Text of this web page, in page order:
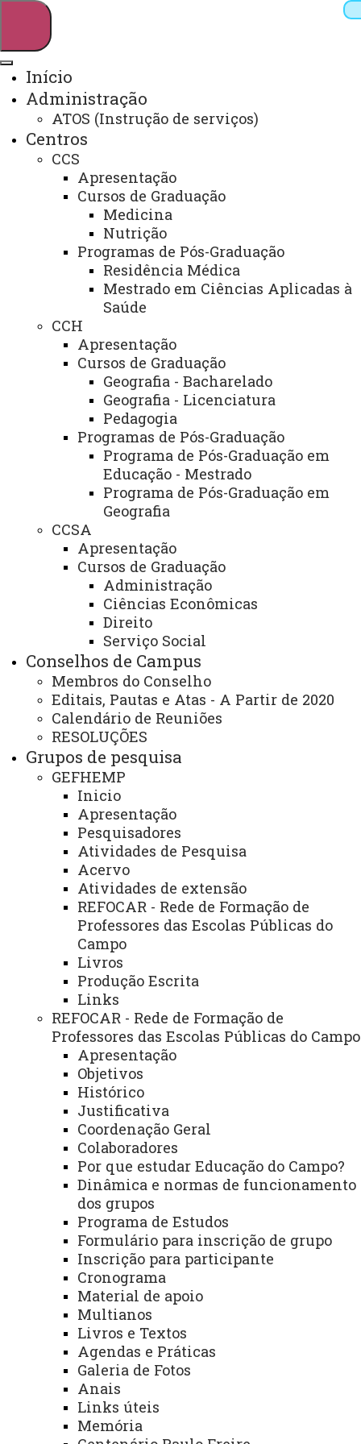
Webmail Sistemas
Arquivo Virtual
Campus
Início
Administração
ATOS (Instrução de serviços)
Centros
CCS
Apresentação
Cursos de Graduação
Medicina
Nutrição
Programas de Pós-Graduação
Residência Médica
Mestrado em Ciências Aplicadas à
Saúde
CCH
Apresentação
Cursos de Graduação
Geografia - Bacharelado
Geografia - Licenciatura
Pedagogia
Programas de Pós-Graduação
Programa de Pós-Graduação em
Educação - Mestrado
Programa de Pós-Graduação em
Geografia
CCSA
Apresentação
Cursos de Graduação
Administração
Ciências Econômicas
Direito
Serviço Social
Conselhos de Campus
Membros do Conselho
Editais, Pautas e Atas - A Partir de 2020
Calendário de Reuniões
RESOLUÇÕES
Grupos de pesquisa
GEFHEMP
Inicio
Apresentação
Pesquisadores
Atividades de Pesquisa
Acervo
Atividades de extensão
REFOCAR - Rede de Formação de
Professores das Escolas Públicas do
Campo
Livros
Produção Escrita
Links
REFOCAR - Rede de Formação de
Professores das Escolas Públicas do Campo
Apresentação
Objetivos
Histórico
Justificativa
Coordenação Geral
Colaboradores
Por que estudar Educação do Campo?
Dinâmica e normas de funcionamento
dos grupos
Programa de Estudos
Formulário para inscrição de grupo
Inscrição para participante
Cronograma
Material de apoio
Multianos
Livros e Textos
Agendas e Práticas
Galeria de Fotos
Anais
Links úteis
Memória
Universidade Estadual do Oeste do
Paraná
Campus Francisco Beltrão
Sobre Nós
Institucional
Acesse
Agenda do Diretor Geral
Fale Conosco - Unioeste
Serviços
Acesse
Biblioteca
Transparência
Assessoria Pedagógica
Assistência Estudantil
Atendimento Psicológico
Laboratórios
Restaurante Universitário
Você está aqui:Unioeste
Francisco Beltrão - Página Principal